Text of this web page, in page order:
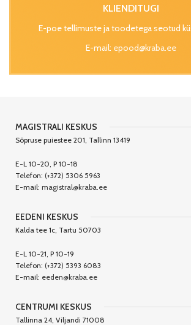
KLIENDITUGI
E-poe tellimuste ja toodetega seotud
E-mail: epood@kraba.ee
MAGISTRALI KESKUS
Sõpruse puiestee 201, Tallinn 13419
E-L 10-20, P 10-18
Telefon: (+372) 5306 5963
E-mail: magistral@kraba.ee
EEDENI KESKUS
Kalda tee 1c, Tartu 50703
E-L 10-21, P 10-19
Telefon: (+372) 5393 6083
E-mail: eeden@kraba.ee
CENTRUMI KESKUS
Tallinna 24, Viljandi 71008